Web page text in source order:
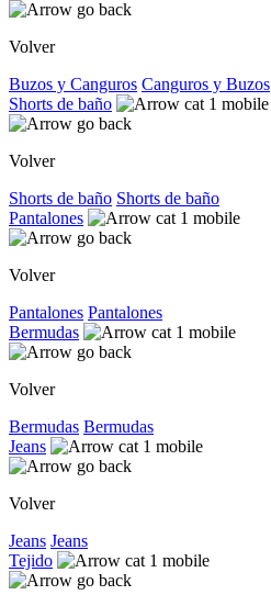
Volver
Buzos y Canguros Canguros y Buzos
Shorts de baño
Volver
Shorts de baño Shorts de baño
Pantalones
Volver
Pantalones Pantalones
Bermudas
Volver
Bermudas Bermudas
Jeans
Volver
Jeans Jeans
Tejido